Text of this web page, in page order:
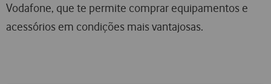
Vodafone, que te permite comprar equipamentos e
acessórios em condições mais vantajosas.